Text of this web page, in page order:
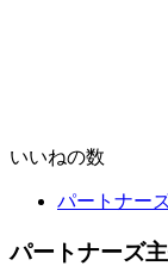
いいねの数
パートナー
パートナーズ